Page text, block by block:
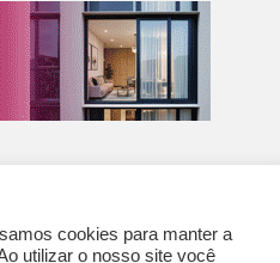
(CGP
cookies para manter a
utilizar o nosso site você